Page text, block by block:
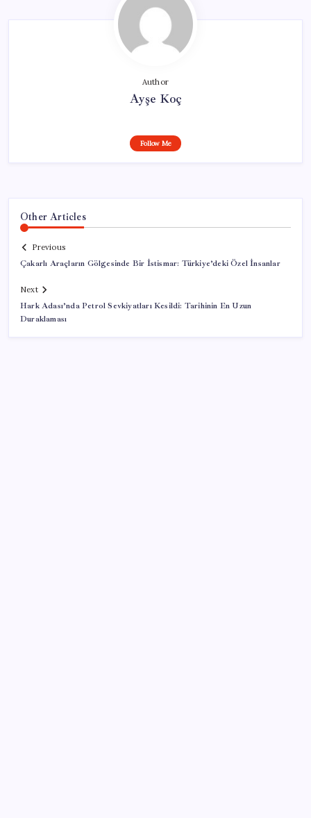
Author
Ayşe Koç
Follow Me
Other Articles
Previous
Çakarlı Araçların Gölgesinde Bir İstismar: Türkiye’deki Özel İnsanlar
Next
Hark Adası’nda Petrol Sevkiyatları Kesildi: Tarihinin En Uzun
Duraklaması